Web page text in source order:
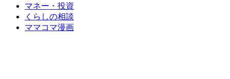
マネー・投資
くらしの相談
ママコマ漫画